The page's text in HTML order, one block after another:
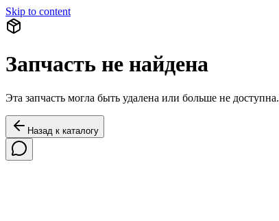
Skip to content
Запчасть не найдена
Эта запчасть могла быть удалена или больше не доступна.
Назад к каталогу